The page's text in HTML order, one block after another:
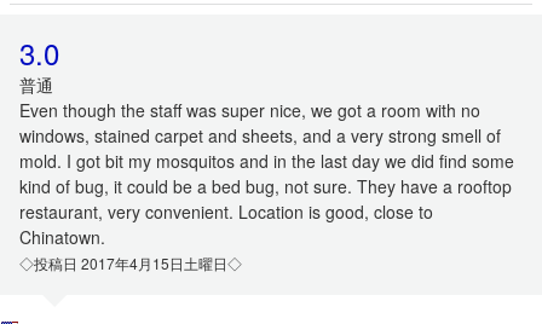
3.0
普通
Even though the staff was super nice, we got a room with no
windows, stained carpet and sheets, and a very strong smell of
mold. I got bit my mosquitos and in the last day we did find some
kind of bug, it could be a bed bug, not sure. They have a rooftop
restaurant, very convenient. Location is good, close to
Chinatown.
◇投稿日 2017年4月15日土曜日◇